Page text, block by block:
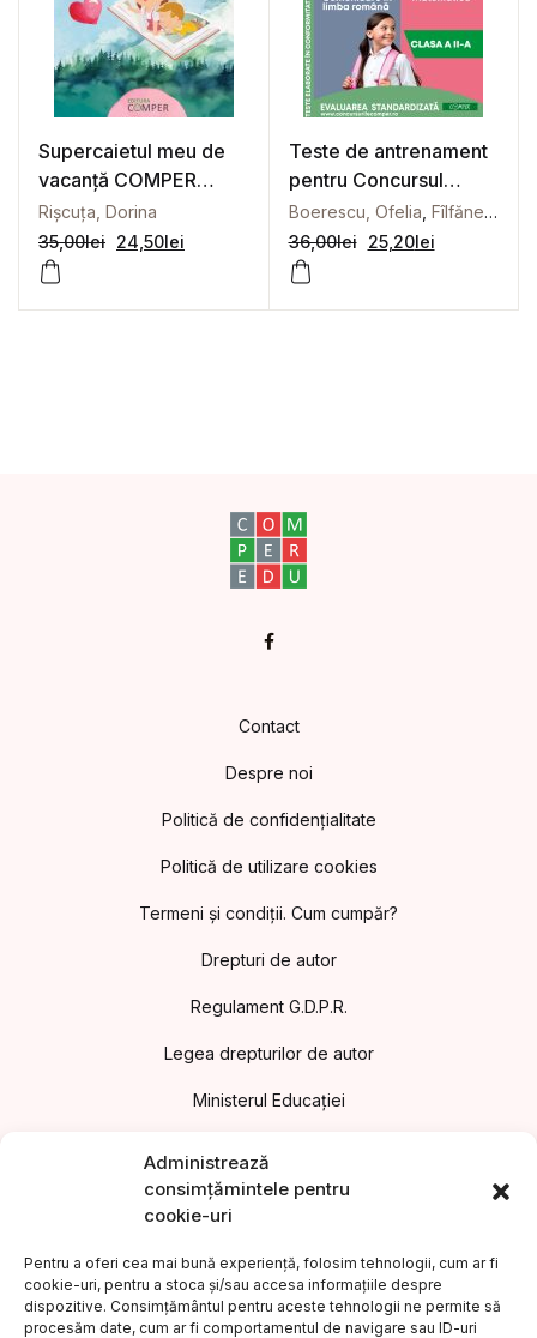
Administrează
consimțămintele pentru
cookie-uri
Pentru a oferi cea mai bună experiență, folosim tehnologii, cum ar fi
cookie-uri, pentru a stoca și/sau accesa informațiile despre
dispozitive. Consimțământul pentru aceste tehnologii ne permite să
procesăm date, cum ar fi comportamentul de navigare sau ID-uri
Supercaietul meu de
vacanță COMPER
Clasa a 2-a
Rișcuța, Dorina
35,00lei 24,50lei
Teste de antrenament
pentru Concursul
școlar național
COMPER, Comunicare
în limba română.
Boerescu, Ofelia Fîlfănescu, Constantin
36,00lei 25,20lei
Facebook
Contact
Despre noi
Politică de confidențialitate
Politică de utilizare cookies
Termeni și condiții. Cum cumpăr?
Drepturi de autor
Regulament G.D.P.R.
Legea drepturilor de autor
Ministerul Educației
Uniunea Editorilor din România
Institutul Cultural Român
Legea nr.186/2003 privind promovarea culturii scrise